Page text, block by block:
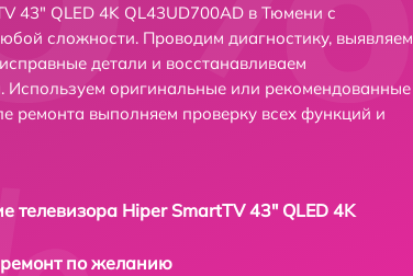
43" QLED 4K QL43UD700AD в Тюмени с
сложности. Проводим диагностику, выявляем
детали и восстанавливаем
Используем оригинальные или рекомендованные
ремонта выполняем проверку всех функций и
телевизора Hiper SmartTV 43" QLED 4K
ремонт по желанию